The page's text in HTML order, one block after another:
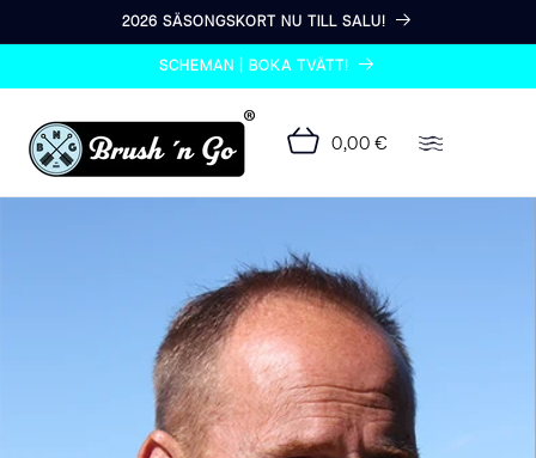
2026 SÄSONGSKORT NU TILL SALU!
SCHEMAN | BOKA TVÄTT!
0,00 €